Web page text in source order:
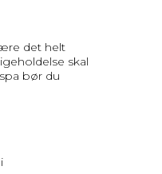
det helt
skal
bør du